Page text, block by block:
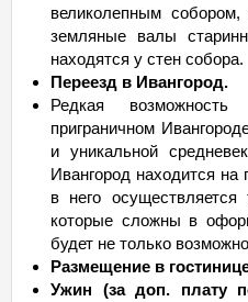
великолепным
земляные валы
находятся у стен собора.
Переезд в Ивангород.
Редкая
приграничном
и уникальной
Ивангород находится на
в него осуществляется
которые сложны в
будет не только
Размещение в
Ужин (за доп. плату